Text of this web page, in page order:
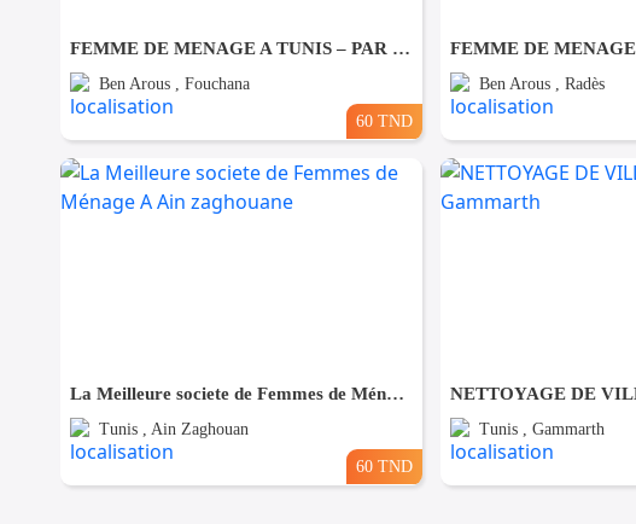
FEMME DE MENAGE A TUNIS – PAR JOUR A Fouchana
Ben Arous , Fouchana
60 TND
Ben Arous , Radès
La Meilleure societe de Femmes de Ménage A Ain zaghouane
Tunis , Ain Zaghouan
60 TND
Tunis , Gammarth